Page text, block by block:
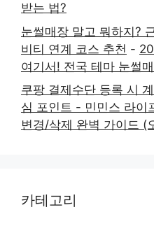
받는 법?
눈썰매장 말고 뭐하지?
비티 연계 코스 추천 -
여기서! 전국 테마 눈썰
쿠팡 결제수단 등록 시
심 포인트 - 민민스 라이
변경/삭제 완벽 가이드 (
카테고리